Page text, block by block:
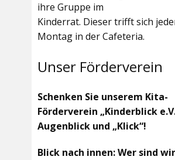
ihre Gruppe im
Kinderrat. Dieser trifft sich
Montag in der Cafeteria.
Unser Förderverein
Schenken Sie unserem Kita-
Förderverein „Kinderblick
Augenblick und „Klick“!
Blick nach innen: Wer sind